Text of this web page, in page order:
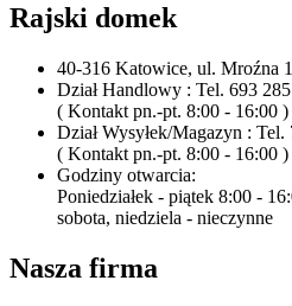
Rajski domek
40-316 Katowice, ul. Mroźna
Dział Handlowy : Tel. 693 285
( Kontakt pn.-pt. 8:00 - 16:00 )
Dział Wysyłek/Magazyn :
( Kontakt pn.-pt. 8:00 - 16:00 )
Godziny otwarcia:
Poniedziałek - piątek 8:00 -
sobota, niedziela - nieczynne
Nasza firma